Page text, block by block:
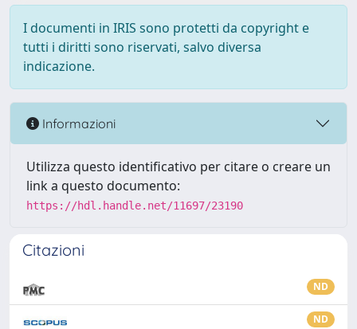
I documenti in IRIS sono protetti da copyright e
tutti i diritti sono riservati, salvo diversa
indicazione.
Informazioni
Utilizza questo identificativo per citare o creare un
link a questo documento:
https://hdl.handle.net/11697/23190
Citazioni
ND
ND